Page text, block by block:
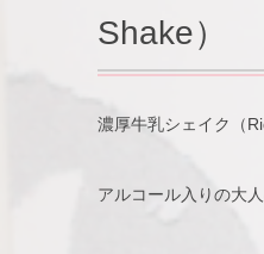
Shake）
濃厚牛乳シェイク（
アルコール入りの大